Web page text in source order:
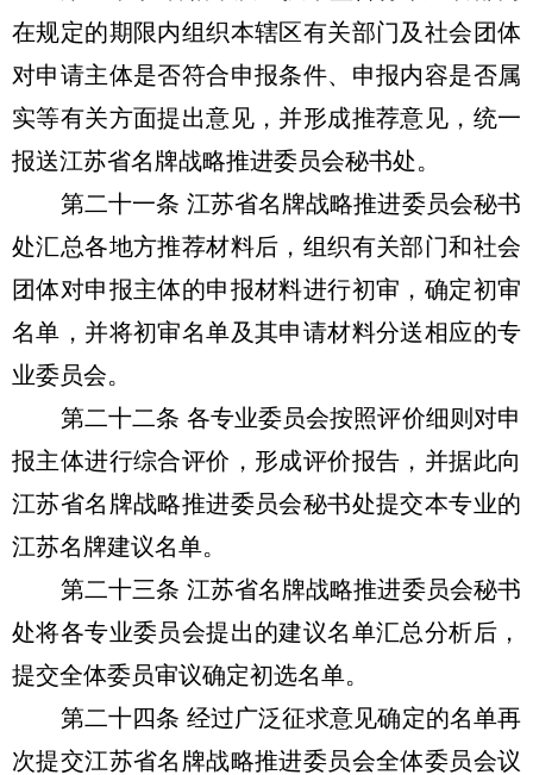
在规定的期限内组织本辖区有关部门及社会团体
对申请主体是否符合申报条件、申报内容是否属
实等有关方面提出意见，并形成推荐意见，统一
报送江苏省名牌战略推进委员会秘书处。
第二十一条 江苏省名牌战略推进委员会秘书
处汇总各地方推荐材料后，组织有关部门和社会
团体对申报主体的申报材料进行初审，确定初审
名单，并将初审名单及其申请材料分送相应的专
业委员会。
第二十二条 各专业委员会按照评价细则对申
报主体进行综合评价，形成评价报告，并据此向
江苏省名牌战略推进委员会秘书处提交本专业的
江苏名牌建议名单。
第二十三条 江苏省名牌战略推进委员会秘书
处将各专业委员会提出的建议名单汇总分析后，
提交全体委员审议确定初选名单。
第二十四条 经过广泛征求意见确定的名单再
次提交江苏省名牌战略推进委员会全体委员会议